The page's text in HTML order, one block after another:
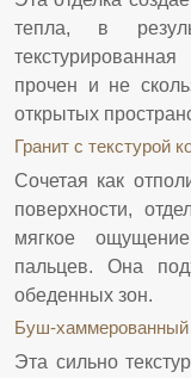
тепла, в
прочен и не
открытых
Гранит с текстурой
Сочетая как
поверхности,
мягкое
пальцев. Она
обеденных зон.
Буш-хаммерованный
Эта сильно